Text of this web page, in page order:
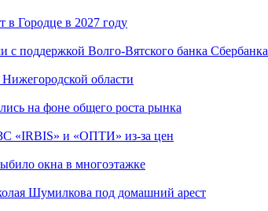
в Городце в 2027 году
поддержкой Волго-Вятского банка Сбербанка
области
на фоне общего роста рынка
«IRBIS» и «ОПТИ» из‑за цен
окна в многоэтажке
Шумилкова под домашний арест